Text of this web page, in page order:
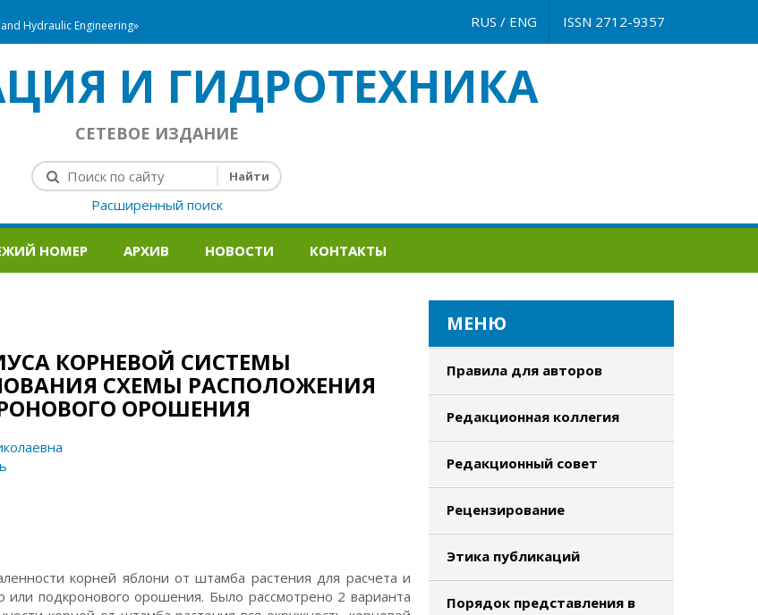
Hydraulic Engineering»
ISSN 2712-9357
RUS / ENG
И ГИДРОТЕХНИКА
СЕТЕВОЕ ИЗДАНИЕ
Расширенный поиск
НОМЕР АРХИВ НОВОСТИ КОНТАКТЫ
КОРНЕВОЙ СИСТЕМЫ
СХЕМЫ РАСПОЛОЖЕНИЯ
ОРОШЕНИЯ
корней яблони от штамба растения для расчета и
или подкронового орошения. Было рассмотрено 2 варианта
МЕНЮ
Правила для авторов
Редакционная коллегия
Редакционный совет
Рецензирование
Этика публикаций
Порядок представления в